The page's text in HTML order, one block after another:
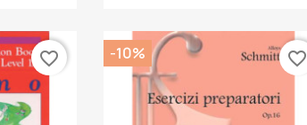
favorite_border -10% favorite_border